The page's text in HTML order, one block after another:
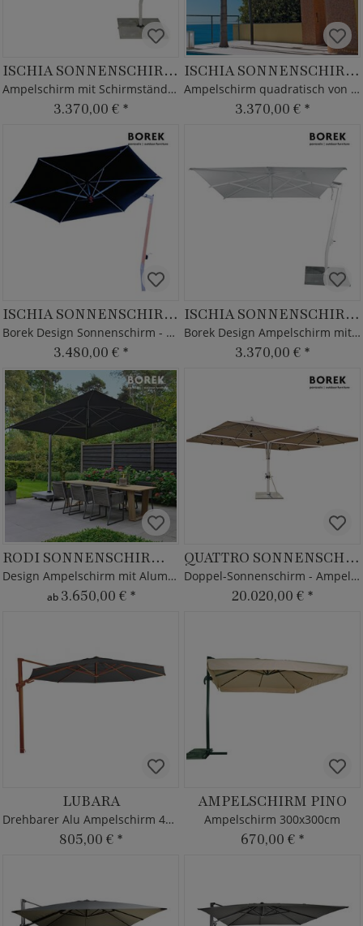
ISCHIA SONNENSCHIRM SILVER
Ampelschirm mit Schirmständer - Alu Gestell
3.370,00 € *
ISCHIA SONNENSCHIRM GRAPHITE
Ampelschirm quadratisch von Borek - mit Kurbel
3.370,00 € *
ISCHIA SONNENSCHIRM TEAK
Borek Design Sonnenschirm - Alu & Teakholz
3.480,00 € *
ISCHIA SONNENSCHIRM WHITE
Borek Design Ampelschirm mit Alu Rahmen
3.370,00 € *
RODI SONNENSCHIRM SILVER
Design Ampelschirm mit Aluminium Gestell
ab 3.650,00 € *
QUATTRO SONNENSCHIRM
Doppel-Sonnenschirm - Ampelschirm XXL - 7x7m
20.020,00 € *
LUBARA
Drehbarer Alu Ampelschirm 450cm
805,00 € *
AMPELSCHIRM PINO
Ampelschirm 300x300cm
670,00 € *